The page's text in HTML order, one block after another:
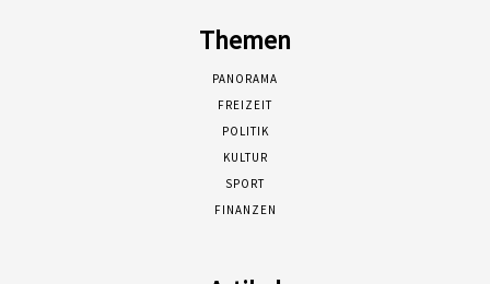
Themen
PANORAMA
FREIZEIT
POLITIK
KULTUR
SPORT
FINANZEN